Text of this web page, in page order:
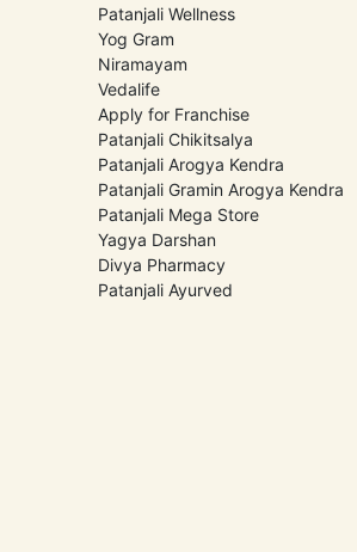
Patanjali Wellness
Yog Gram
Niramayam
Vedalife
Apply for Franchise
Patanjali Chikitsalya
Patanjali Arogya Kendra
Patanjali Gramin Arogya Kendra
Patanjali Mega Store
Yagya Darshan
Divya Pharmacy
Patanjali Ayurved